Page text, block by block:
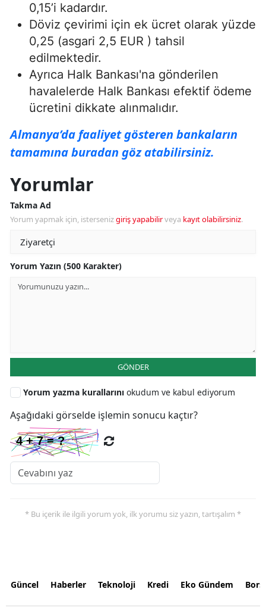
0,15’i kadardır.
Döviz çevirimi için ek ücret olarak yüzde
0,25 (asgari 2,5 EUR ) tahsil
edilmektedir.
Ayrıca Halk Bankası'na gönderilen
havalelerde Halk Bankası efektif ödeme
ücretini dikkate alınmalıdır.
Almanya’da faaliyet gösteren bankaların
tamamına buradan göz atabilirsiniz.
Yorumlar
Takma Ad
Yorum yapmak için, istersenizgiriş yapabilirveya kayıt olabilirsiniz.
Yorum Yazın (500 Karakter)
GÖNDER
Yorum yazma kurallarını okudum ve kabul ediyorum
Aşağıdaki görselde işlemin sonucu kaçtır?
* Bu içerik ile ilgili yorum yok, ilk yorumu siz yazın, tartışalım *
Güncel Haberler Teknoloji Kredi Eko Gündem